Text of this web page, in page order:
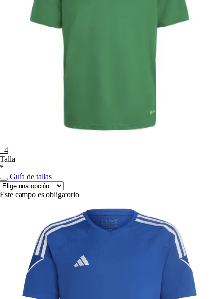
+4
Talla
*
Guía de tallas
Este campo es obligatorio